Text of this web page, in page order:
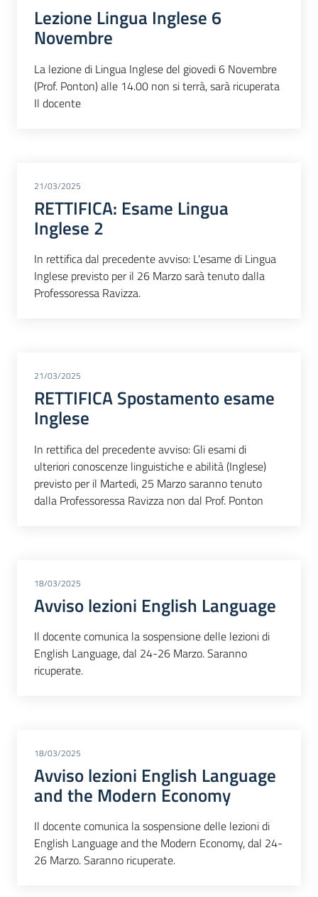
Lezione Lingua Inglese 6
Novembre
La lezione di Lingua Inglese del giovedi 6 Novembre
(Prof. Ponton) alle 14.00 non si terrà, sarà ricuperata
Il docente
21/03/2025
RETTIFICA: Esame Lingua
Inglese 2
In rettifica dal precedente avviso: L'esame di Lingua
Inglese previsto per il 26 Marzo sarà tenuto dalla
Professoressa Ravizza.
21/03/2025
RETTIFICA Spostamento esame
Inglese
In rettifica del precedente avviso: Gli esami di
ulteriori conoscenze linguistiche e abilità (Inglese)
previsto per il Martedi, 25 Marzo saranno tenuto
dalla Professoressa Ravizza non dal Prof. Ponton
18/03/2025
Avviso lezioni English Language
Il docente comunica la sospensione delle lezioni di
English Language, dal 24-26 Marzo. Saranno
ricuperate.
18/03/2025
Avviso lezioni English Language
and the Modern Economy
Il docente comunica la sospensione delle lezioni di
English Language and the Modern Economy, dal 24-
26 Marzo. Saranno ricuperate.